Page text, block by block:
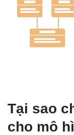
Tại sao
cho mô